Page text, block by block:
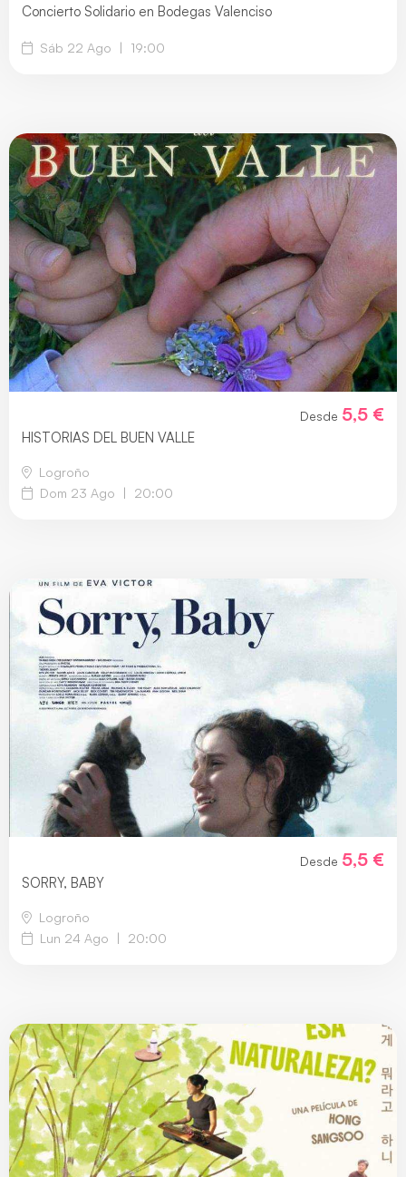
Concierto Solidario en Bodegas Valenciso
Sáb 22 Ago | 19:00
Desde 5,5 €
HISTORIAS DEL BUEN VALLE
Logroño
Dom 23 Ago
| 20:00
Desde 5,5 €
SORRY, BABY
Logroño
Lun 24 Ago
| 20:00